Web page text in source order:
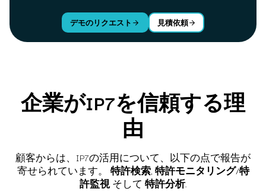
デモのリクエスト 見積依頼
企業がIP7を信頼する理
由
顧客からは、IP7の活用について、以下の点で報告が
寄せられています。 特許検索, 特許モニタリング/特
許監視そして 特許分析.